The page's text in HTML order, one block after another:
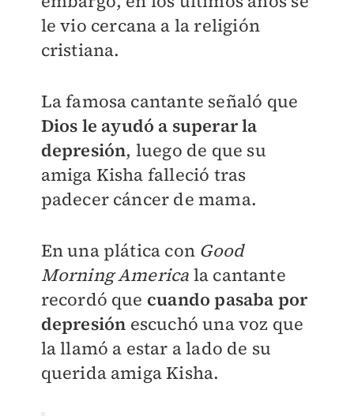
le vio cercana a la religión
cristiana.
La famosa cantante señaló que
Dios le ayudó a superar la
depresión, luego de que su
amiga Kisha falleció tras
padecer cáncer de mama.
En una plática con Good
Morning America la cantante
recordó que cuando pasaba por
depresión escuchó una voz que
la llamó a estar a lado de su
querida amiga Kisha.